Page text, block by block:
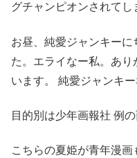
グチャンピオンされてし
お昼、純愛ジャンキー
た。エライなー私。あ
います。 純愛ジャンキ
目的別は少年画報社 例
こちらの夏姫が青年漫